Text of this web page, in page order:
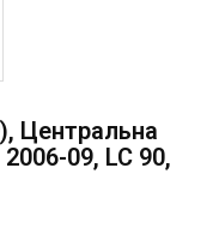
Центральна
09, LC 90,